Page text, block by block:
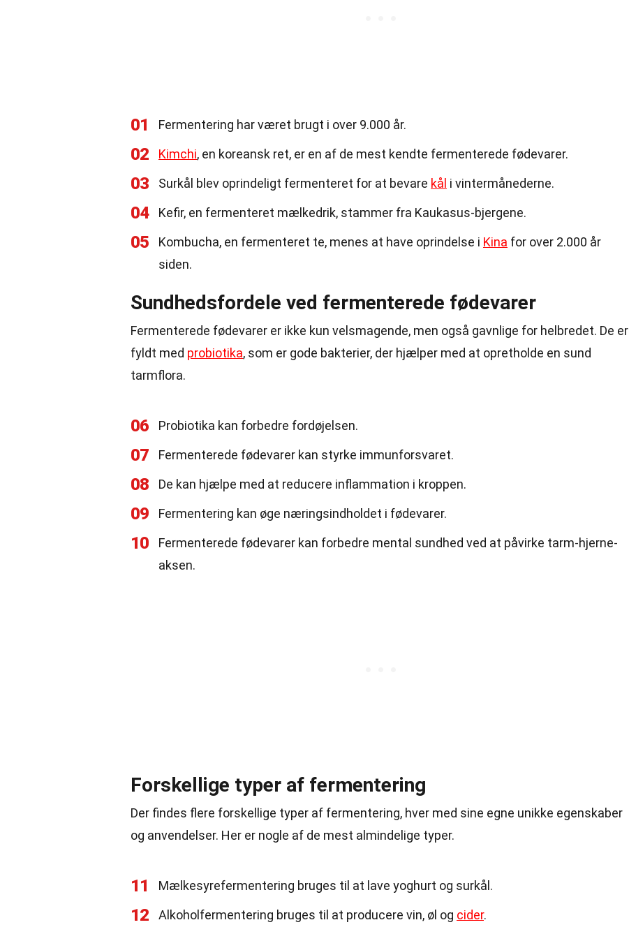
01 Fermentering har været brugt i over 9.000 år.
02 Kimchi, en koreansk ret, er en af de mest kendte fermenterede fødevarer.
03 Surkål blev oprindeligt fermenteret for at bevare kål i vintermånederne.
04 Kefir, en fermenteret mælkedrik, stammer fra Kaukasus-bjergene.
05 Kombucha, en fermenteret te, menes at have oprindelse i Kina for over 2.000 år
siden.
Sundhedsfordele ved fermenterede fødevarer
Fermenterede fødevarer er ikke kun velsmagende, men også gavnlige for helbredet. De er
fyldt med probiotika, som er gode bakterier, der hjælper med at opretholde en sund
tarmflora.
06 Probiotika kan forbedre fordøjelsen.
07 Fermenterede fødevarer kan styrke immunforsvaret.
08 De kan hjælpe med at reducere inflammation i kroppen.
09 Fermentering kan øge næringsindholdet i fødevarer.
10
Fermenterede fødevarer kan forbedre mental sundhed ved at påvirke tarm-hjerne-
aksen.
Forskellige typer af fermentering
Der findes flere forskellige typer af fermentering, hver med sine egne unikke egenskaber
og anvendelser. Her er nogle af de mest almindelige typer.
11 Mælkesyrefermentering bruges til at lave yoghurt og surkål.
12 Alkoholfermentering bruges til at producere vin, øl og cider.